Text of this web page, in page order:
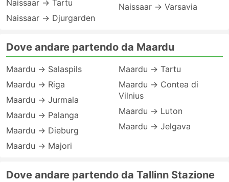
Naissaar → Tartu
Naissaar → Djurgarden
Naissaar → Varsavia
Dove andare partendo da Maardu
Maardu → Salaspils
Maardu → Riga
Maardu → Jurmala
Maardu → Palanga
Maardu → Dieburg
Maardu → Majori
Maardu → Tartu
Maardu → Contea di
Vilnius
Maardu → Luton
Maardu → Jelgava
Dove andare partendo da Tallinn Stazione